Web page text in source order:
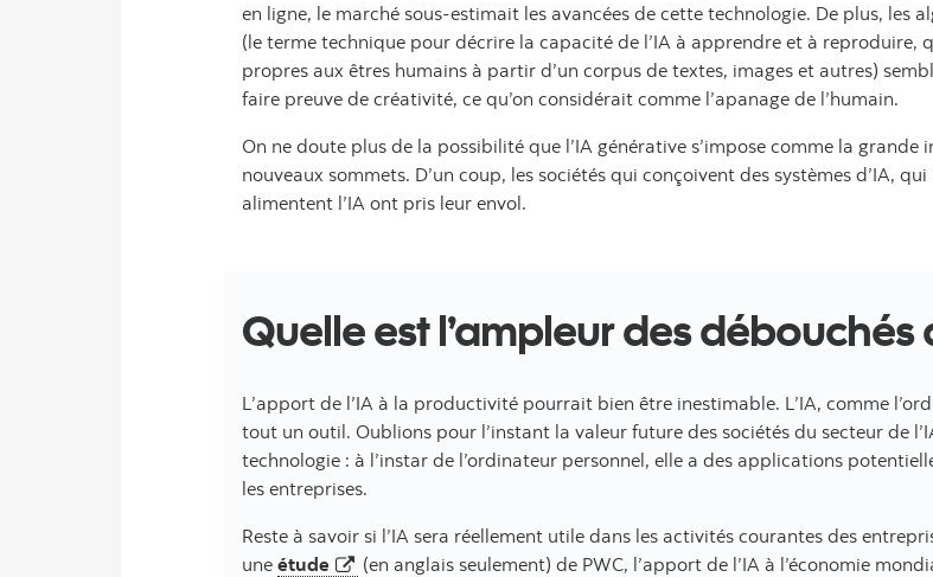
en ligne, le marché sous-estimait les avancées de cette technologie. De plus, les
(le terme technique pour décrire la capacité de l’IA à apprendre et à reproduire,
propres aux êtres humains à partir d’un corpus de textes, images et autres)
faire preuve de créativité, ce qu’on considérait comme l’apanage de l’humain.
On ne doute plus de la possibilité que l’IA générative s’impose comme la
nouveaux sommets. D’un coup, les sociétés qui conçoivent des systèmes d’IA,
alimentent l’IA ont pris leur envol.
Quelle est l’ampleur des débouchés
L’apport de l’IA à la productivité pourrait bien être inestimable. L’IA, comme
tout un outil. Oublions pour l’instant la valeur future des sociétés du secteur de
technologie : à l’instar de l’ordinateur personnel, elle a des applications
les entreprises.
Reste à savoir si l’IA sera réellement utile dans les activités courantes des
une étude ouvre dans un nouvel onglet
(en anglais seulement) de PWC, l’apport de l’IA à l’économie